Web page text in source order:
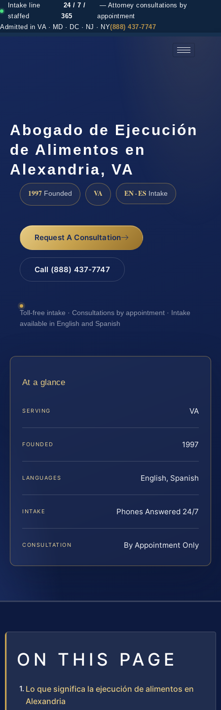
Intake line
staffed
24 / 7 /
365
— Attorney consultations by
appointment
Admitted in VA · MD · DC · NJ · NY(888) 437-7747
Abogado de Ejecución
de Alimentos en
Alexandria, VA
1997 Founded VA EN · ES Intake
Request A Consultation
Call (888) 437-7747
Toll-free intake · Consultations by appointment · Intake
available in English and Spanish
At a glance
SERVING VA
FOUNDED 1997
LANGUAGES English, Spanish
INTAKE Phones Answered 24/7
CONSULTATION By Appointment Only
ON THIS PAGE
Lo que significa la ejecución de alimentos en
Alexandria